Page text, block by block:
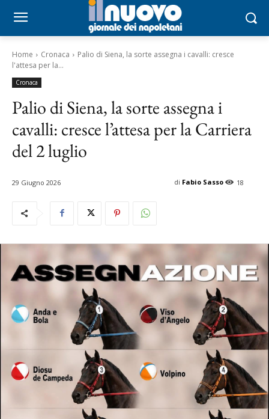
Home Cronaca
Palio di Siena, la sorte assegna i cavalli: cresce
l'attesa per la...
Cronaca
Palio di Siena, la sorte assegna i
cavalli: cresce l’attesa per la Carriera
del 2 luglio
29 Giugno 2026 18
di Fabio Sasso